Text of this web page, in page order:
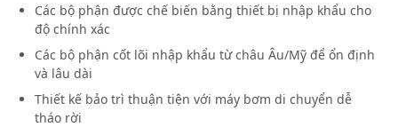
Các bộ phận được chế biến bằng thiết bị nhập khẩu cho
độ chính xác
Các bộ phận cốt lõi nhập khẩu từ châu Âu/Mỹ để ổn định
và lâu dài
Thiết kế bảo trì thuận tiện với máy bơm di chuyển dễ
tháo rời